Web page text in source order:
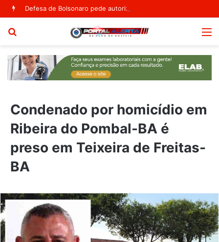
Condenado por homicídio em
Ribeira do Pombal-BA é
preso em Teixeira de Freitas-
BA